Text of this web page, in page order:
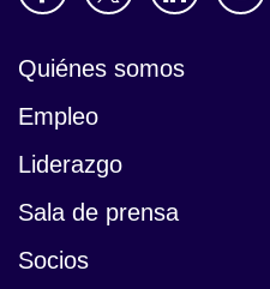
Quiénes somos
Empleo
Liderazgo
Sala de prensa
Socios